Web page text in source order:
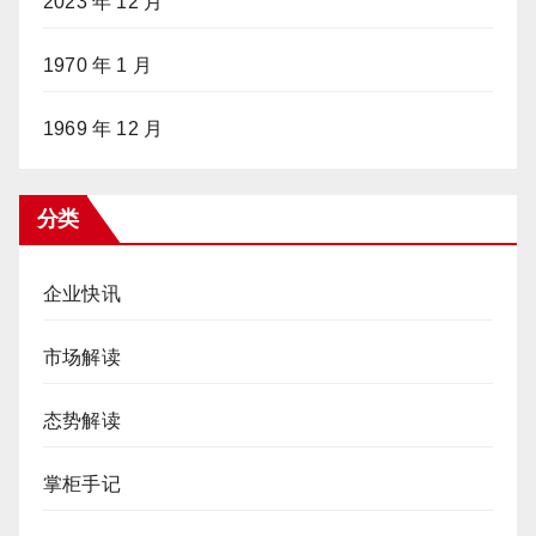
1970 年 1 月
1969 年 12 月
分类
企业快讯
市场解读
态势解读
掌柜手记